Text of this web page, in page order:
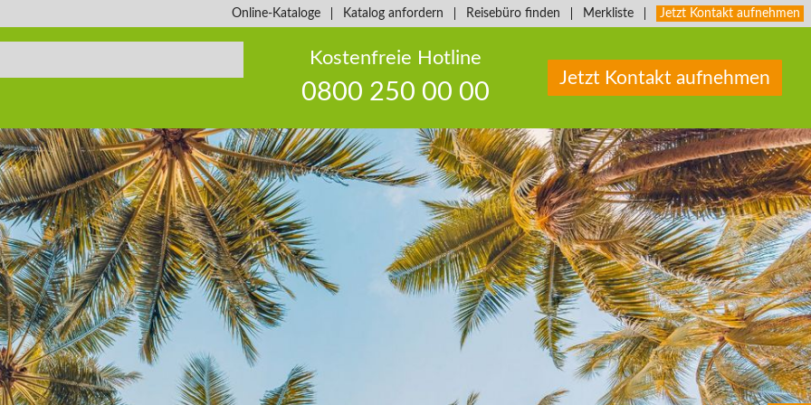
Online-Kataloge Katalog anfordern Reisebüro finden Merkliste Jetzt Kontakt aufnehmen
Kostenfreie Hotline
0800 250 00 00
Jetzt Kontakt aufnehmen